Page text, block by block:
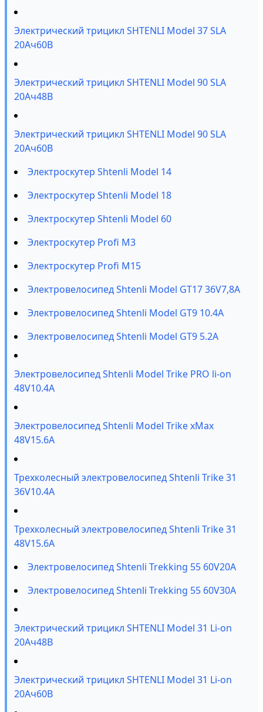
Электрический трицикл SHTENLI Model 37 SLA
20Ач60В
Электрический трицикл SHTENLI Model 90 SLA
20Ач48В
Электрический трицикл SHTENLI Model 90 SLA
20Ач60В
Электроскутер Shtenli Model 14
Электроскутер Shtenli Model 18
Электроскутер Shtenli Model 60
Электроскутер Profi M3
Электроскутер Profi M15
Электровелосипед Shtenli Model GT17 36V7,8А
Электровелосипед Shtenli Model GT9 10.4А
Электровелосипед Shtenli Model GT9 5.2А
Электровелосипед Shtenli Model Trike PRO li-on
48V10.4A
Электровелосипед Shtenli Model Trike xMax
48V15.6A
Трехколесный электровелосипед Shtenli Trike 31
36V10.4A
Трехколесный электровелосипед Shtenli Trike 31
48V15.6A
Электровелосипед Shtenli Trekking 55 60V20A
Электровелосипед Shtenli Trekking 55 60V30A
Электрический трицикл SHTENLI Model 31 Li-on
20Ач48В
Электрический трицикл SHTENLI Model 31 Li-on
20Ач60В